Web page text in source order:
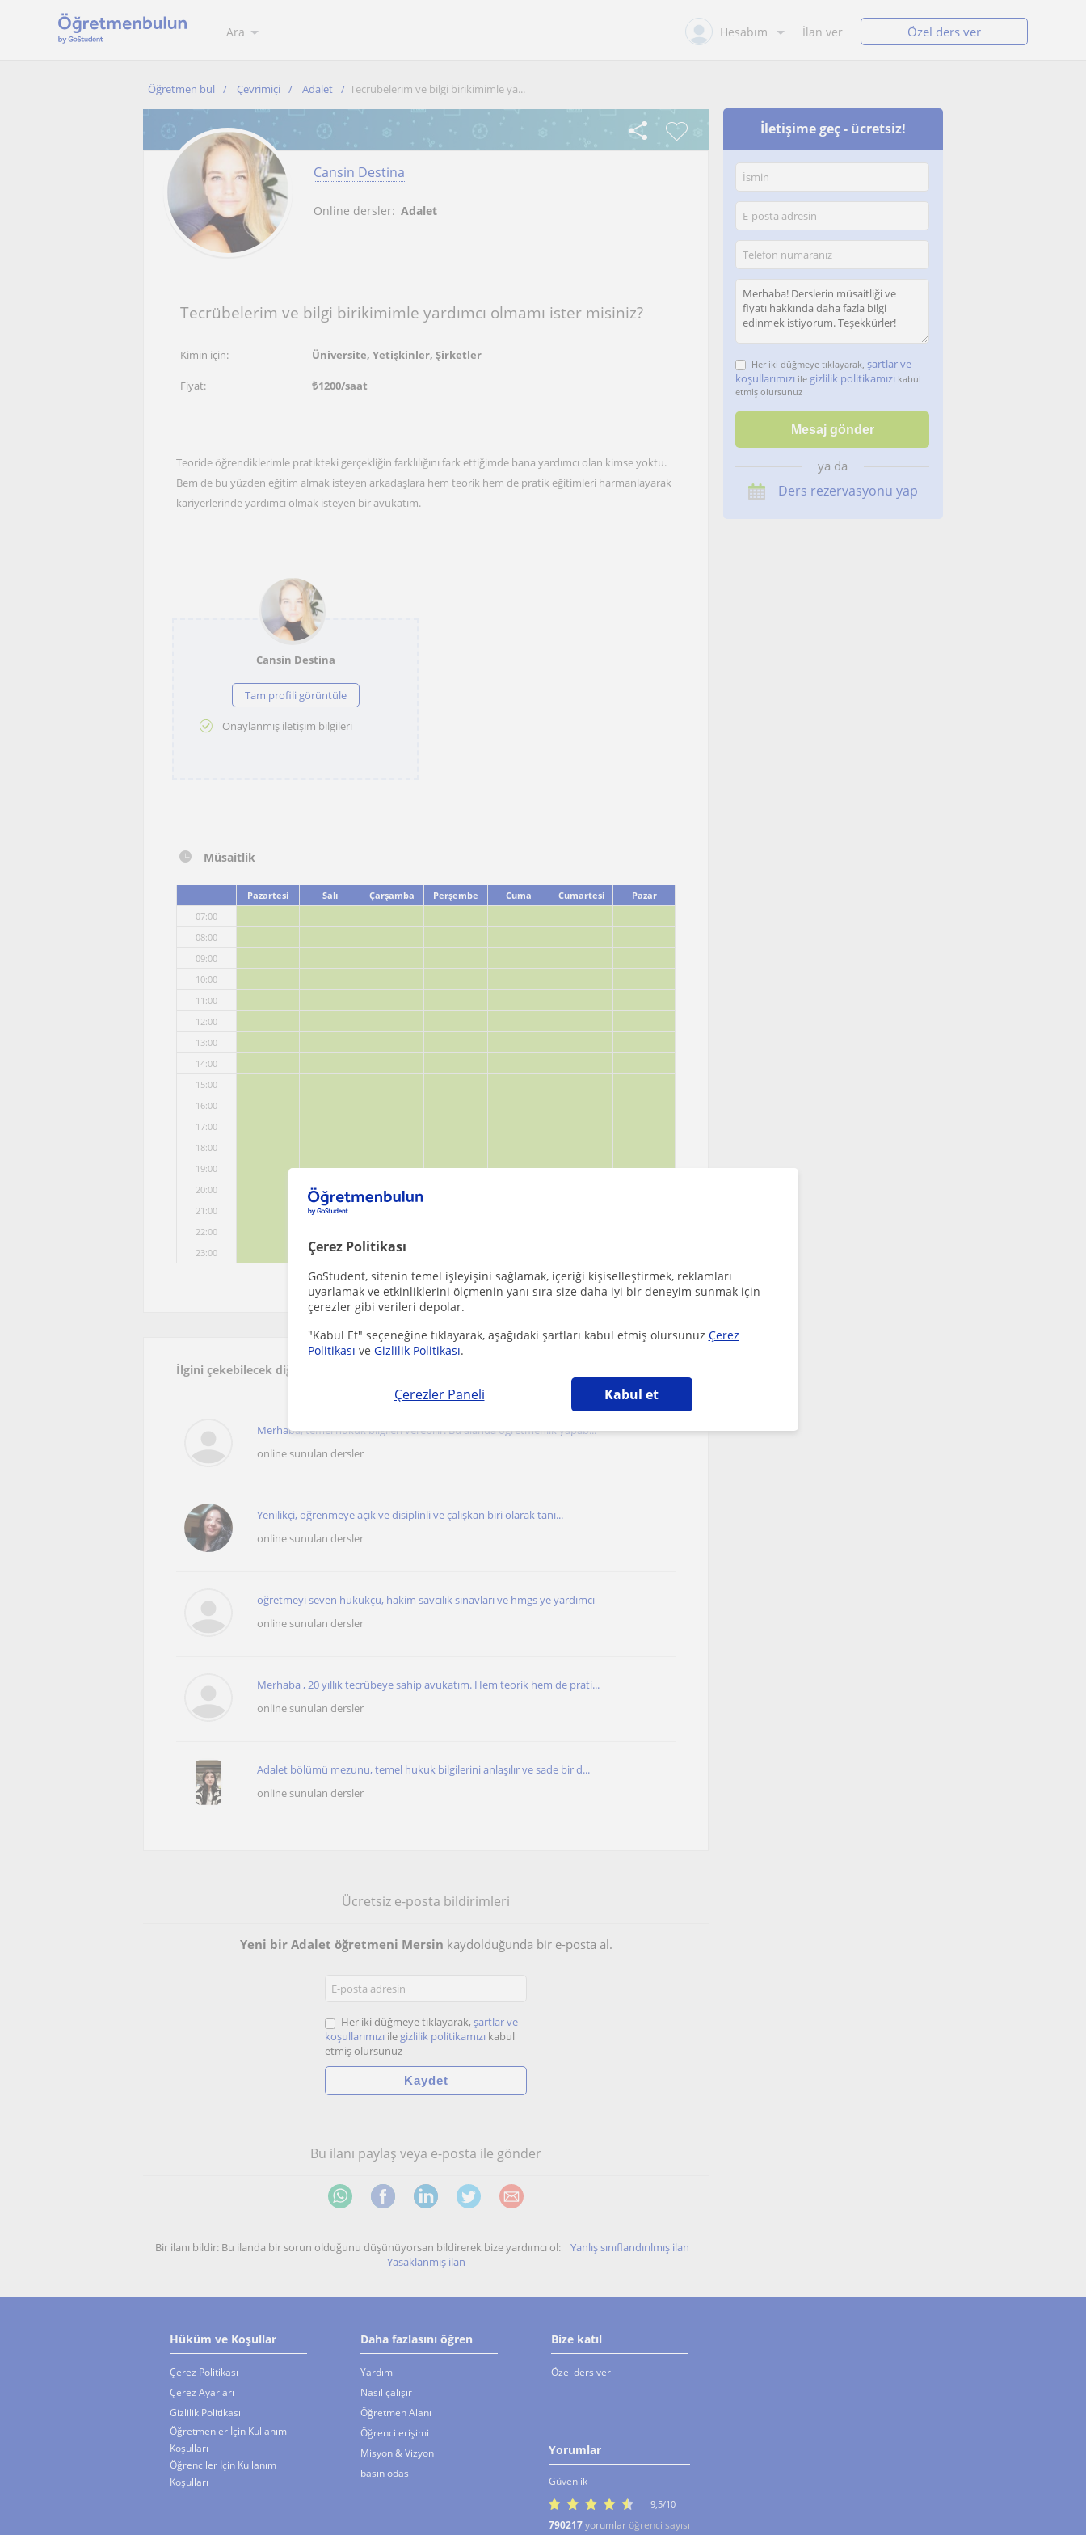
Çerez Politikası
GoStudent, sitenin temel işleyişini sağlamak, içeriği kişiselleştirmek, reklamları
uyarlamak ve etkinliklerini ölçmenin yanı sıra size daha iyi bir deneyim sunmak için
çerezler gibi verileri depolar.
"Kabul Et" seçeneğine tıklayarak, aşağıdaki şartları kabul etmiş olursunuz Çerez
Politikası ve Gizlilik Politikası.
Çerezler Paneli Kabul et
Ara Hesabım İlan ver Özel ders ver
Öğretmen bul Çevrimiçi Adalet Tecrübelerim ve bilgi birikimimle ya...
Cansin Destina
Online dersler: Adalet
Tecrübelerim ve bilgi birikimimle yardımcı olmamı ister misiniz?
Kimin için: Üniversite, Yetişkinler, Şirketler
Fiyat: ₺1200/saat
Teoride öğrendiklerimle pratikteki gerçekliğin farklılığını fark ettiğimde bana yardımcı olan kimse yoktu.
Bem de bu yüzden eğitim almak isteyen arkadaşlara hem teorik hem de pratik eğitimleri harmanlayarak
kariyerlerinde yardımcı olmak isteyen bir avukatım.
Cansin Destina
Tam profili görüntüle
Onaylanmış iletişim bilgileri
Müsaitlik
Pazartesi Salı Çarşamba Perşembe Cuma Cumartesi
Pazar
07:00
08:00
09:00
10:00
11:00
12:00
13:00
14:00
15:00
16:00
17:00
18:00
19:00
20:00
21:00
22:00
23:00
İlgini çekebilecek diğer online Adalet öğretmenleri
Merhaba, temel hukuk bilgileri verebilir. Bu alanda öğretmenlik yapab...
online sunulan dersler
Yenilikçi, öğrenmeye açık ve disiplinli ve çalışkan biri olarak tanı...
online sunulan dersler
öğretmeyi seven hukukçu, hakim savcılık sınavları ve hmgs ye yardımcı
online sunulan dersler
Merhaba , 20 yıllık tecrübeye sahip avukatım. Hem teorik hem de prati...
online sunulan dersler
Adalet bölümü mezunu, temel hukuk bilgilerini anlaşılır ve sade bir d...
online sunulan dersler
Ücretsiz e-posta bildirimleri
Yeni bir Adalet öğretmeni Mersin kaydolduğunda bir e-posta al.
Her iki düğmeye tıklayarak, şartlar ve
koşullarımızı ile gizlilik politikamızı kabul
etmiş olursunuz
Bu ilanı paylaş veya e-posta ile gönder
Bir ilanı bildir: Bu ilanda bir sorun olduğunu düşünüyorsan bildirerek bize yardımcı ol: Yanlış sınıflandırılmış ilan
Yasaklanmış ilan
İletişime geç - ücretsiz!
Her iki düğmeye tıklayarak, şartlar ve
koşullarımızı ile gizlilik politikamızı kabul
etmiş olursunuz
ya da
Ders rezervasyonu yap
Hüküm ve Koşullar
Çerez Politikası
Çerez Ayarları
Gizlilik Politikası
Öğretmenler İçin Kullanım
Koşulları
Öğrenciler İçin Kullanım
Koşulları
Daha fazlasını öğren
Yardım
Nasıl çalışır
Öğretmen Alanı
Öğrenci erişimi
Misyon & Vizyon
basın odası
Bize katıl
Özel ders ver
Yorumlar
Güvenlik
9,5/10
790217yorumlar öğrenci sayısı